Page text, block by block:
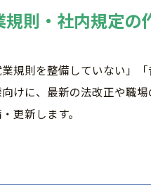
規則・社内規定の
業規則を整備していない」
けに、最新の法改正や職
更新します。